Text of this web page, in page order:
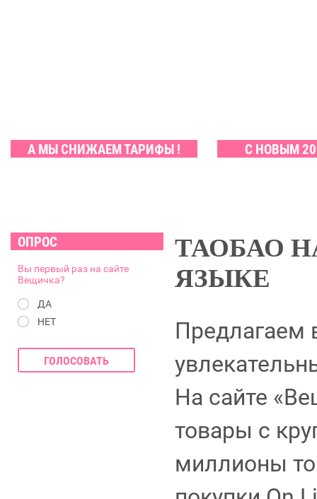
А МЫ СНИЖАЕМ ТАРИФЫ ! С НОВЫМ
ОПРОС
Вы первый раз на сайте
Вещичка?
ДА
НЕТ
ТАОБАО
ЯЗЫКЕ
Предлагаем
На сайте
товары с
миллионы